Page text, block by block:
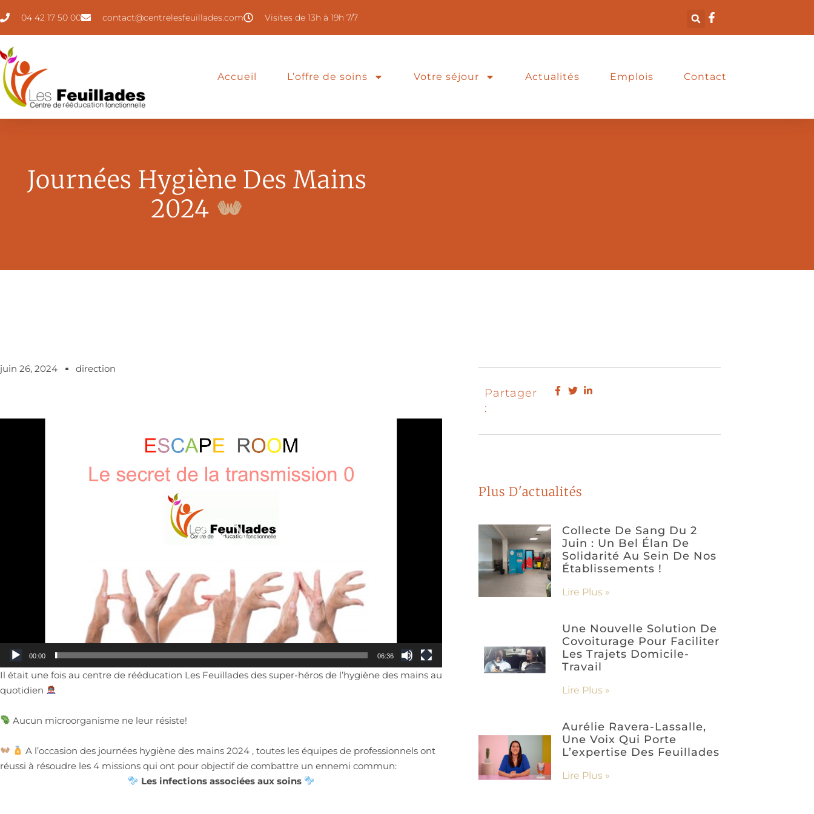
04 42 17 50 00 contact@centrelesfeuillades.com Visites de 13h à 19h 7/7
Accueil L’offre de soins Votre séjour Actualités Emplois Contact
Journées Hygiène Des Mains
2024
juin 26, 2024 direction
00:00 06:36
Il était une fois au centre de rééducation Les Feuillades des super-héros de l’hygiène des mains au
quotidien
Aucun microorganisme ne leur résiste!
A l’occasion des journées hygiène des mains 2024 , toutes les équipes de professionnels ont
réussi à résoudre les 4 missions qui ont pour objectif de combattre un ennemi commun:
Les infections associées aux soins
Partager
:
Plus D'actualités
Collecte De Sang Du 2
Juin : Un Bel Élan De
Solidarité Au Sein De Nos
Établissements !
Lire Plus »
Une Nouvelle Solution De
Covoiturage Pour Faciliter
Les Trajets Domicile-
Travail
Lire Plus »
Aurélie Ravera-Lassalle,
Une Voix Qui Porte
L’expertise Des Feuillades
Lire Plus »